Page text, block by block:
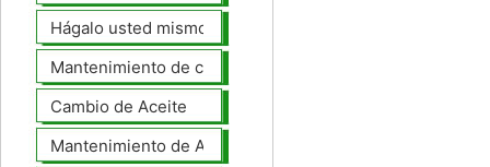
Hágalo usted mismo Mantenimiento de Automotores
Mantenimiento de coches General
Cambio de Aceite
Mantenimiento de Automotores Profesional